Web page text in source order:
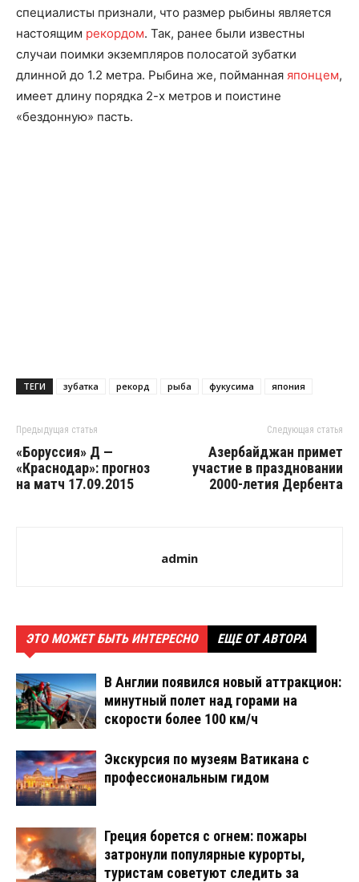
специалисты признали, что размер рыбины является
настоящим рекордом. Так, ранее были известны
случаи поимки экземпляров полосатой зубатки
длинной до 1.2 метра. Рыбина же, пойманная японцем,
имеет длину порядка 2-х метров и поистине
«бездонную» пасть.
ТЕГИ зубатка рекорд рыба фукусима япония
Предыдущая статья
«Боруссия» Д —
«Краснодар»: прогноз
на матч 17.09.2015
Следующая статья
Азербайджан примет
участие в праздновании
2000-летия Дербента
admin
ЭТО МОЖЕТ БЫТЬ ИНТЕРЕСНО ЕЩЕ ОТ АВТОРА
В Англии появился новый аттракцион:
минутный полет над горами на
скорости более 100 км/ч
Экскурсия по музеям Ватикана с
профессиональным гидом
Греция борется с огнем: пожары
затронули популярные курорты,
туристам советуют следить за